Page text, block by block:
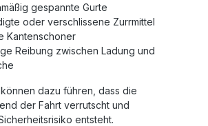
gespannte Gurte
oder verschlissene Zurrmittel
Kantenschoner
Reibung zwischen Ladung und
dazu führen, dass die
der Fahrt verrutscht und
entsteht.